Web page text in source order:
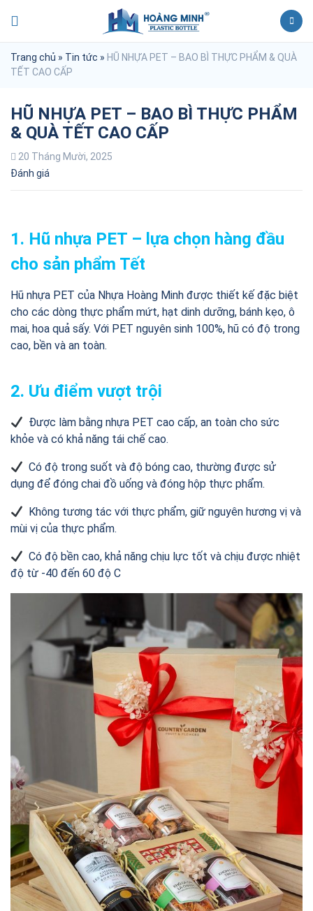
Trang chủ » Tin tức » HŨ NHỰA PET – BAO BÌ THỰC PHẨM & QUÀ
TẾT CAO CẤP
HŨ NHỰA PET – BAO BÌ THỰC PHẨM
& QUÀ TẾT CAO CẤP
20 Tháng Mười, 2025
Đánh giá
1. Hũ nhựa PET – lựa chọn hàng đầu
cho sản phẩm Tết
Hũ nhựa PET của Nhựa Hoàng Minh được thiết kế đặc biệt
cho các dòng thực phẩm mứt, hạt dinh dưỡng, bánh kẹo, ô
mai, hoa quả sấy. Với PET nguyên sinh 100%, hũ có độ trong
cao, bền và an toàn.
2. Ưu điểm vượt trội
Được làm bằng nhựa PET cao cấp, an toàn cho sức
khỏe và có khả năng tái chế cao.
Có độ trong suốt và độ bóng cao, thường được sử
dụng để đóng chai đồ uống và đóng hộp thực phẩm.
Không tương tác với thực phẩm, giữ nguyên hương vị và
mùi vị của thực phẩm.
Có độ bền cao, khả năng chịu lực tốt và chịu được nhiệt
độ từ -40 đến 60 độ C